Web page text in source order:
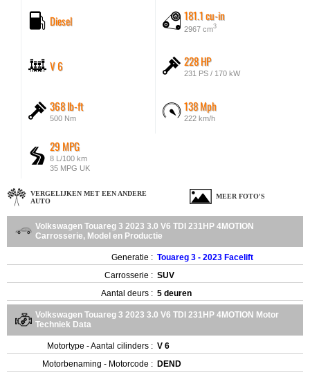
Diesel 181.1 cu-in
2967 cm3
V 6 228 HP
231 PS / 170 kW
368 lb-ft
500 Nm
138 Mph
222 km/h
29 MPG
8 L/100 km
35 MPG UK
VERGELIJKEN MET EEN ANDERE
AUTO
MEER FOTO'S
Volkswagen Touareg 3 2023 3.0 V6 TDI 231HP 4MOTION
Carrosserie, Model en Productie
Generatie : Touareg 3 - 2023 Facelift
Carrosserie : SUV
Aantal deurs : 5 deuren
Volkswagen Touareg 3 2023 3.0 V6 TDI 231HP 4MOTION Motor
Techniek Data
Motortype - Aantal cilinders : V 6
Motorbenaming - Motorcode : DEND